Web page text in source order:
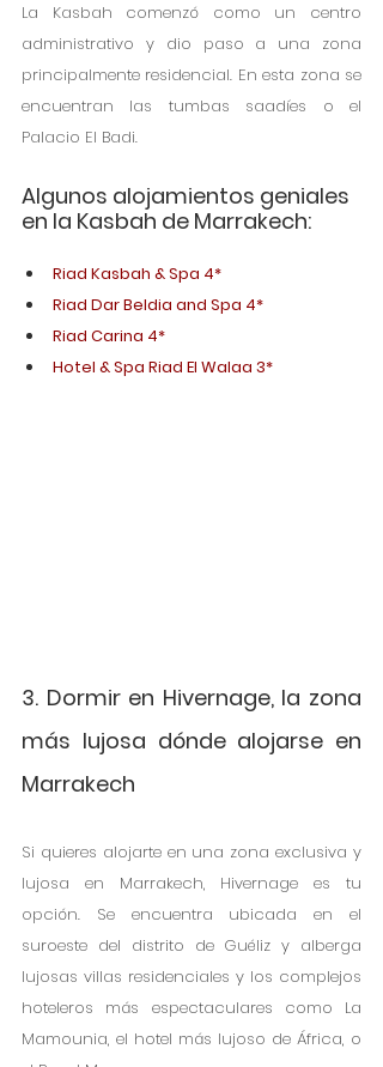
La Kasbah comenzó como un centro
administrativo y dio paso a una zona
principalmente residencial. En esta zona se
encuentran las tumbas saadíes o el
Palacio El Badi.
Algunos alojamientos geniales
en la Kasbah de Marrakech:
Riad Kasbah & Spa 4*
Riad Dar Beldia and Spa 4*
Riad Carina 4*
Hotel & Spa Riad El Walaa 3*
3. Dormir en Hivernage, la zona
más lujosa dónde alojarse en
Marrakech
Si quieres alojarte en una zona exclusiva y
lujosa en Marrakech, Hivernage es tu
opción. Se encuentra ubicada en el
suroeste del distrito de Guéliz y alberga
lujosas villas residenciales y los complejos
hoteleros más espectaculares como La
Mamounia, el hotel más lujoso de África, o